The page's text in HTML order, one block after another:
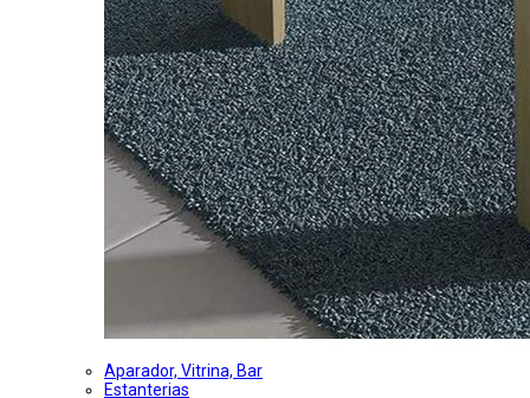
Aparador, Vitrina, Bar
Estanterias